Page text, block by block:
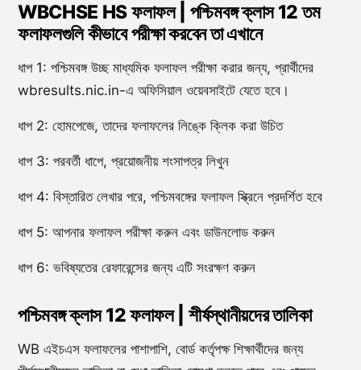
WBCHSE HS ফলাফল | পশ্চিমবঙ্গ ক্লাস 12 তম
ফলাফলগুলি কীভাবে পরীক্ষা করবেন তা এখানে
ধাপ 1: পশ্চিমবঙ্গ উচ্ছ মাধ্যমিক ফলাফল পরীক্ষা করার জন্য, প্রার্থীদের
wbresults.nic.in-এ অফিসিয়াল ওয়েবসাইটে যেতে হবে।
ধাপ 2: হোমপেজে, তাদের ফলাফলের লিঙ্কে ক্লিক করা উচিত
ধাপ 3: পরবর্তী ধাপে, প্রয়োজনীয় শংসাপত্র লিখুন
ধাপ 4: বিস্তারিত লেখার পরে, পশ্চিমবঙ্গের ফলাফল স্ক্রিনে প্রদর্শিত হবে
ধাপ 5: আপনার ফলাফল পরীক্ষা করুন এবং ডাউনলোড করুন
ধাপ 6: ভবিষ্যতের রেফারেন্সের জন্য এটি সংরক্ষণ করুন
পশ্চিমবঙ্গ ক্লাস 12 ফলাফল | শীর্ষস্থানীয়দের তালিকা
WB এইচএস ফলাফলের পাশাপাশি, বোর্ড কর্তৃপক্ষ শিক্ষার্থীদের জন্য